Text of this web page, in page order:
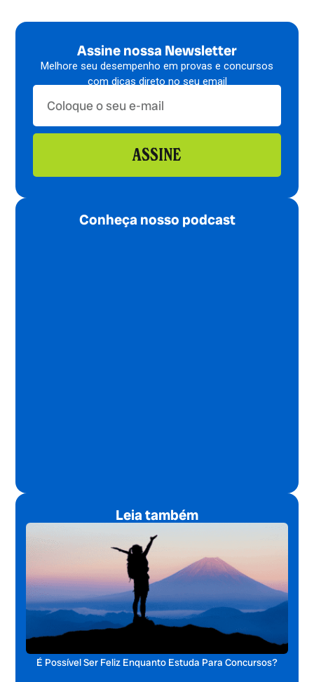
Assine nossa Newsletter
Melhore seu desempenho em provas e concursos
com dicas direto no seu email
ASSINE
Conheça nosso podcast
Leia também
É Possível Ser Feliz Enquanto Estuda Para Concursos?